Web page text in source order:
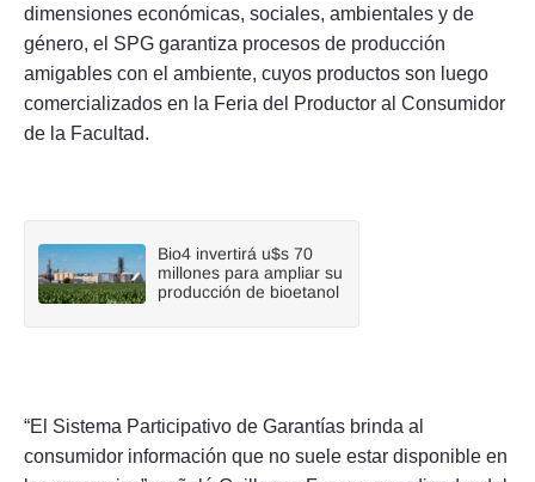
dimensiones económicas, sociales, ambientales y de
género, el SPG garantiza procesos de producción
amigables con el ambiente, cuyos productos son luego
comercializados en la Feria del Productor al Consumidor
de la Facultad.
Bio4 invertirá u$s 70
millones para ampliar su
producción de bioetanol
“El Sistema Participativo de Garantías brinda al
consumidor información que no suele estar disponible en